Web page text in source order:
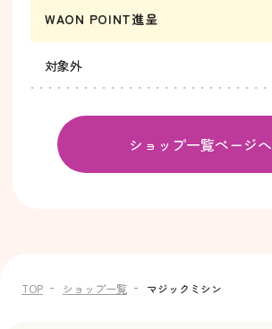
WAON POINT進呈
対象外
ショップ一覧ページへ
TOP ショップ一覧 マジックミシン